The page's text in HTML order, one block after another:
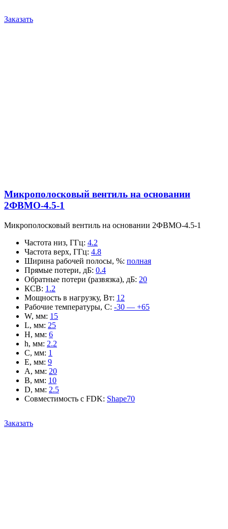
Заказать
Микрополосковый вентиль на основании
2ФВМO-4.5-1
Микрополосковый вентиль на основании 2ФВМO-4.5-1
Частота низ, ГГц: 4.2
Частота верх, ГГц: 4.8
Ширина рабочей полосы, %: полная
Прямые потери, дБ: 0.4
Обратные потери (развязка), дБ: 20
КСВ: 1.2
Мощность в нагрузку, Вт: 12
Рабочие температуры, С: -30 — +65
W, мм: 15
L, мм: 25
H, мм: 6
h, мм: 2.2
C, мм: 1
E, мм: 9
A, мм: 20
B, мм: 10
D, мм: 2.5
Совместимость с FDK: Shape70
Заказать